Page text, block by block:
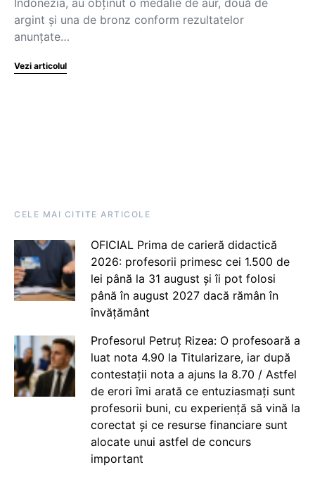
Indonezia, au obținut o medalie de aur, două de
argint și una de bronz conform rezultatelor
anunțate…
Vezi articolul
CELE MAI CITITE ARTICOLE
OFICIAL Prima de carieră didactică
2026: profesorii primesc cei 1.500 de
lei până la 31 august și îi pot folosi
până în august 2027 dacă rămân în
învățământ
Profesorul Petruț Rizea: O profesoară a
luat nota 4.90 la Titularizare, iar după
contestații nota a ajuns la 8.70 / Astfel
de erori îmi arată ce entuziasmați sunt
profesorii buni, cu experiență să vină la
corectat și ce resurse financiare sunt
alocate unui astfel de concurs
important